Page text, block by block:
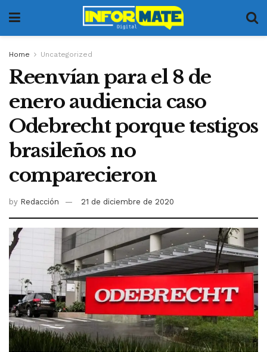
Home Uncategorized
Reenvían para el 8 de
enero audiencia caso
Odebrecht porque testigos
brasileños no
comparecieron
by Redacción 21 de diciembre de 2020